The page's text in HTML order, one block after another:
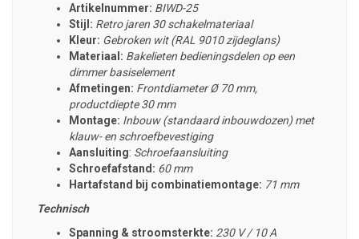
Artikelnummer: BIWD-25
Stijl: Retro jaren 30 schakelmateriaal
Kleur: Gebroken wit (RAL 9010 zijdeglans)
Materiaal: Bakelieten bedieningsdelen op een
dimmer basiselement
Afmetingen: Frontdiameter Ø 70 mm,
productdiepte 30 mm
Montage: Inbouw (standaard inbouwdozen) met
klauw- en schroefbevestiging
Aansluiting: Schroefaansluiting
Schroefafstand: 60 mm
Hartafstand bij combinatiemontage: 71 mm
Technisch
Spanning & stroomsterkte: 230 V / 10 A